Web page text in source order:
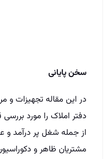
سخن پایانی
در این مقاله تجهیزات و
دفتر املاک را مورد بررسی
از جمله شغل پر درآمد
مشتریان ظاهر و